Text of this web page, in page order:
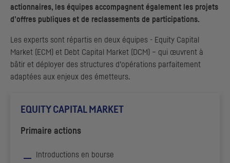
actionnaires, les équipes accompagnent également les projets
d’offres publiques et de reclassements de participations.
Les experts sont répartis en deux équipes - Equity Capital
Market
ECM ) et Debt Capital Market DCM
) – qui œuvrent à
bâtir et déployer des structures d’opérations parfaitement
adaptées aux enjeux des émetteurs.
EQUITY CAPITAL MARKET
Primaire actions
Introductions en bourse